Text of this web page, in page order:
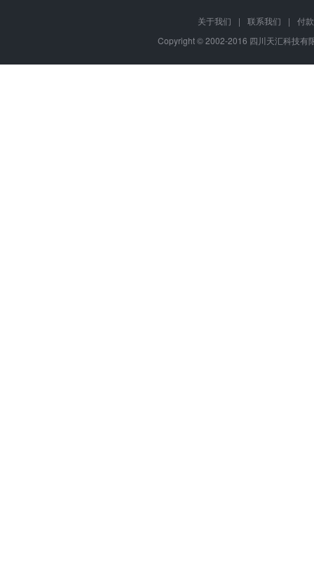
关于我们 | 联系我们 |
付
Copyright © 2002-2016 四川天汇科技